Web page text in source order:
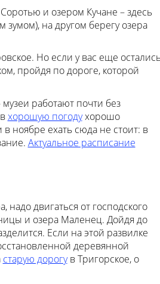
и озером Кучане – здесь
зумом), на другом берегу озера
Но если у вас еще
пройдя по дороге, которой
работают почти без
хорошую погодухорошо
ноябре ехать сюда не стоит: в
Актуальное расписание
надо двигаться от господского
и озера Маленец. Дойдя до
Если на этой развилке
деревянной
старую дорогув Тригорское, о